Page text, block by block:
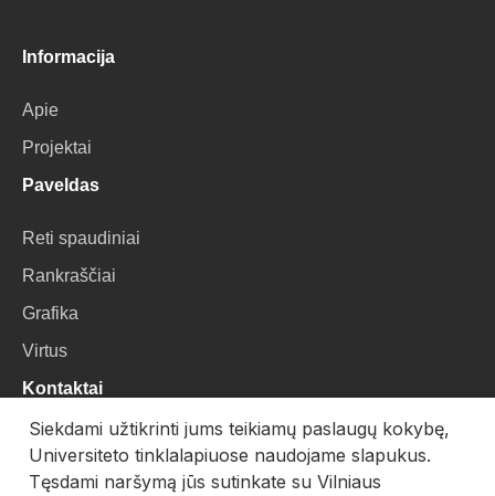
Informacija
Apie
Projektai
Paveldas
Reti spaudiniai
Rankraščiai
Grafika
Virtus
Kontaktai
VU Biblioteka
Universiteto g. 3, LT-01122, Vilnius
Siekdami užtikrinti jums teikiamų paslaugų kokybę,
Universiteto tinklalapiuose naudojame slapukus.
Tęsdami naršymą jūs sutinkate su Vilniaus